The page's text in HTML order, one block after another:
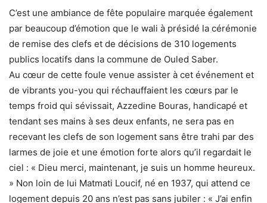
C’est une ambiance de fête populaire marquée également
par beaucoup d’émotion que le wali à présidé la cérémonie
de remise des clefs et de décisions de 310 logements
publics locatifs dans la commune de Ouled Saber.
Au cœur de cette foule venue assister à cet événement et
de vibrants you-you qui réchauffaient les cœurs par le
temps froid qui sévissait, Azzedine Bouras, handicapé et
tendant ses mains à ses deux enfants, ne sera pas en
recevant les clefs de son logement sans être trahi par des
larmes de joie et une émotion forte alors qu’il regardait le
ciel : « Dieu merci, maintenant, je suis un homme heureux.
» Non loin de lui Matmati Loucif, né en 1937, qui attend ce
logement depuis 20 ans n’est pas sans jubiler : « J’ai enfin